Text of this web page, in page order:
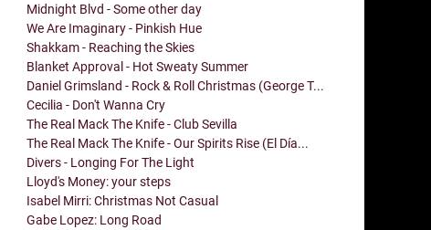
Midnight Blvd - Some other day
We Are Imaginary - Pinkish Hue
Shakkam - Reaching the Skies
Blanket Approval - Hot Sweaty Summer
Daniel Grimsland - Rock & Roll Christmas (George T...
Cecilia - Don't Wanna Cry
The Real Mack The Knife - Club Sevilla
The Real Mack The Knife - Our Spirits Rise (El Día...
Divers - Longing For The Light
Lloyd's Money: your steps
Isabel Mirri: Christmas Not Casual
Gabe Lopez: Long Road